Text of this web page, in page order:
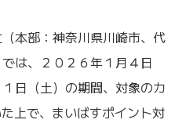
本部：神奈川県川崎市、代
は、２０２６年１月４日
日（土）の期間、対象のカ
上で、まいばすポイント対